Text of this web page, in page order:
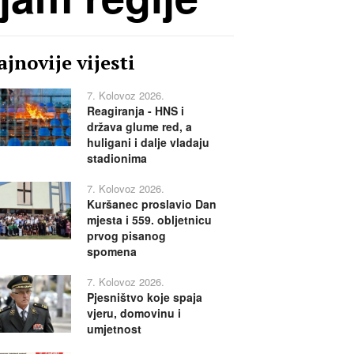
vijesti
7. Kolovoz 2026.
Reagiranja - HNS i
država glume red, a
huligani i dalje vladaju
stadionima
7. Kolovoz 2026.
Kuršanec proslavio Dan
mjesta i 559. obljetnicu
prvog pisanog
spomena
7. Kolovoz 2026.
Pjesništvo koje spaja
vjeru, domovinu i
umjetnost